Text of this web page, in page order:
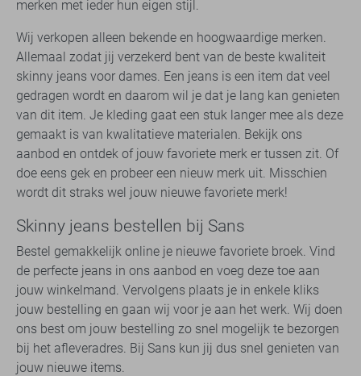
merken met ieder hun eigen stijl.
Wij verkopen alleen bekende en hoogwaardige merken.
Allemaal zodat jij verzekerd bent van de beste kwaliteit
skinny jeans voor dames. Een jeans is een item dat veel
gedragen wordt en daarom wil je dat je lang kan genieten
van dit item. Je kleding gaat een stuk langer mee als deze
gemaakt is van kwalitatieve materialen. Bekijk ons
aanbod en ontdek of jouw favoriete merk er tussen zit. Of
doe eens gek en probeer een nieuw merk uit. Misschien
wordt dit straks wel jouw nieuwe favoriete merk!
Skinny jeans bestellen bij Sans
Bestel gemakkelijk online je nieuwe favoriete broek. Vind
de perfecte jeans in ons aanbod en voeg deze toe aan
jouw winkelmand. Vervolgens plaats je in enkele kliks
jouw bestelling en gaan wij voor je aan het werk. Wij doen
ons best om jouw bestelling zo snel mogelijk te bezorgen
bij het afleveradres. Bij Sans kun jij dus snel genieten van
jouw nieuwe items.